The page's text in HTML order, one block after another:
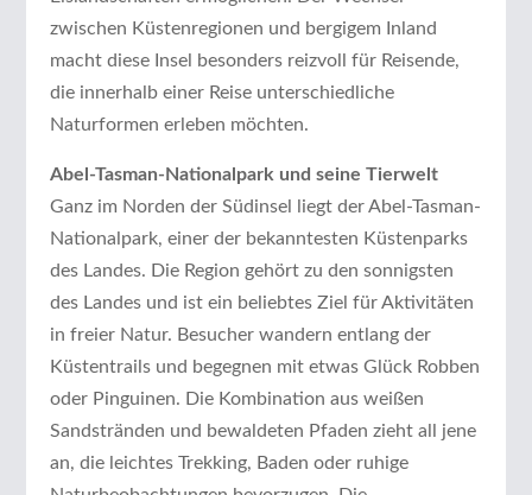
zwischen Küstenregionen und bergigem Inland
macht diese Insel besonders reizvoll für Reisende,
die innerhalb einer Reise unterschiedliche
Naturformen erleben möchten.
Abel-Tasman-Nationalpark und seine Tierwelt
Ganz im Norden der Südinsel liegt der Abel-Tasman-
Nationalpark, einer der bekanntesten Küstenparks
des Landes. Die Region gehört zu den sonnigsten
des Landes und ist ein beliebtes Ziel für Aktivitäten
in freier Natur. Besucher wandern entlang der
Küstentrails und begegnen mit etwas Glück Robben
oder Pinguinen. Die Kombination aus weißen
Sandstränden und bewaldeten Pfaden zieht all jene
an, die leichtes Trekking, Baden oder ruhige